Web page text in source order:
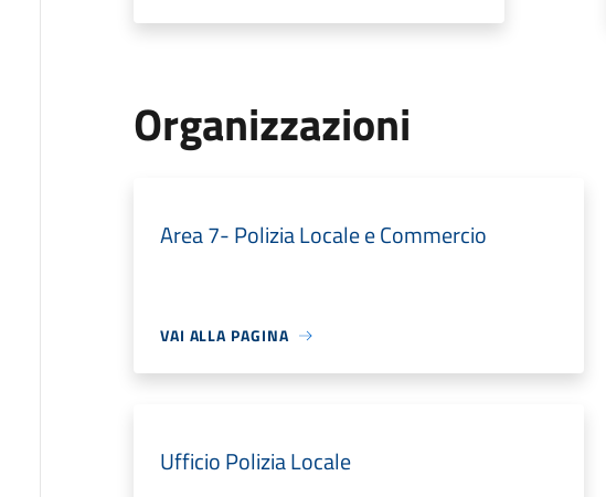
Organizzazioni
Area 7- Polizia Locale e Commercio
VAI ALLA PAGINA
Ufficio Polizia Locale